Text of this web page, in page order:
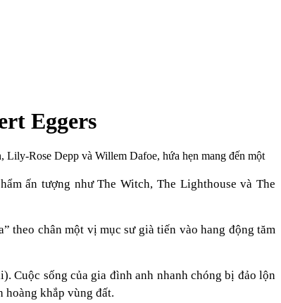
Eggers
Lily-Rose Depp và Willem Dafoe, hứa hẹn mang đến một
ấn tượng như The Witch, The Lighthouse và The
theo chân một vị mục sư già tiến vào hang động tăm
Cuộc sống của gia đình anh nhanh chóng bị đảo lộn
hoàng khắp vùng đất.